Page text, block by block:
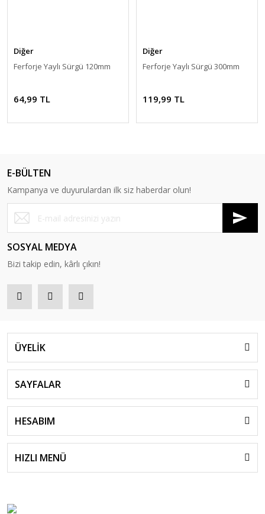
Diğer
Ferforje Yaylı Sürgü 120mm
64,99 TL
Diğer
Ferforje Yaylı Sürgü 300mm
119,99 TL
E-BÜLTEN
Kampanya ve duyurulardan ilk siz haberdar olun!
SOSYAL MEDYA
Bizi takip edin, kârlı çıkın!
ÜYELİK
SAYFALAR
HESABIM
HIZLI MENÜ